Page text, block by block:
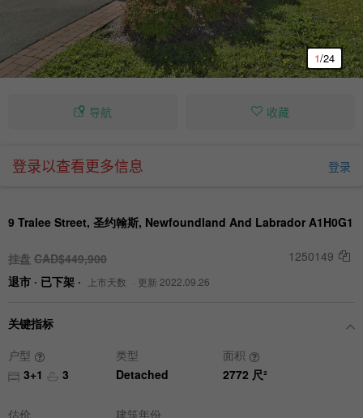
1/24
导航 收藏
登录以查看更多信息 登录